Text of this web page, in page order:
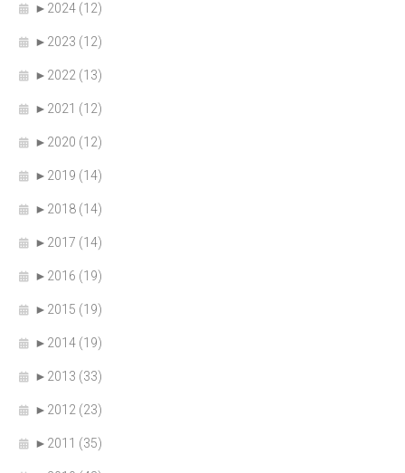
► 2024 (12)
► 2023 (12)
► 2022 (13)
► 2021 (12)
► 2020 (12)
► 2019 (14)
► 2018 (14)
► 2017 (14)
► 2016 (19)
► 2015 (19)
► 2014 (19)
► 2013 (33)
► 2012 (23)
► 2011 (35)